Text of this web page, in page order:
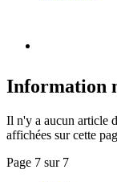
Information
Il n'y a aucun article
affichées sur cette
Page 7 sur 7